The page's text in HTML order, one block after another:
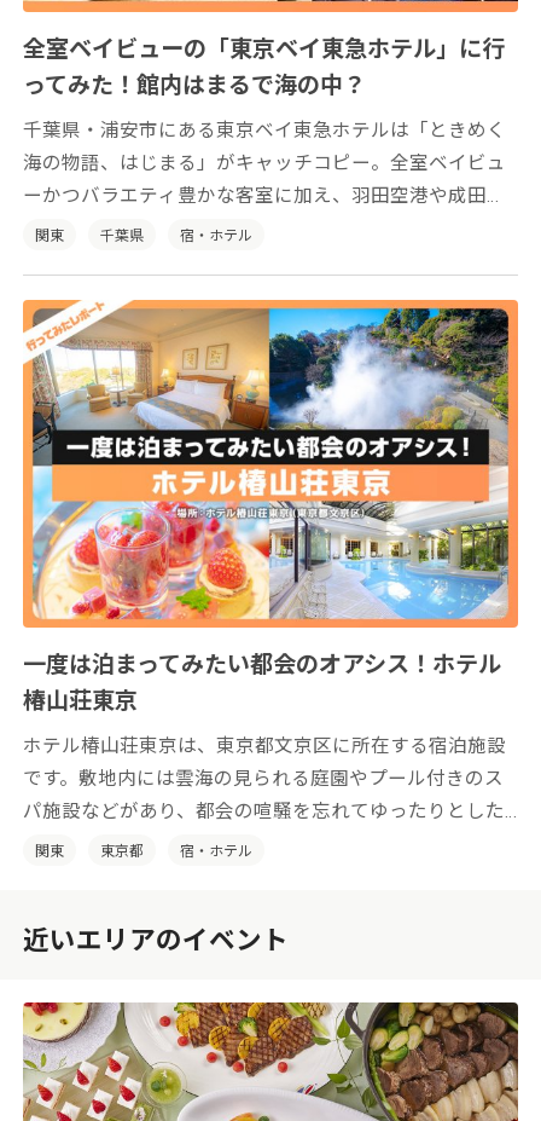
全室ベイビューの「東京ベイ東急ホテル」に行
ってみた！館内はまるで海の中？
千葉県・浦安市にある東京ベイ東急ホテルは「ときめく
海の物語、はじまる」がキャッチコピー。全室ベイビュ
ーかつバラエティ豊かな客室に加え、羽田空港や成田空
港、東京ディズニーリゾート(R)へのアクセスも抜群。ド
も充実しています。
関東 千葉県 宿・ホテル
一度は泊まってみたい都会のオアシス！ホテル
椿山荘東京
ホテル椿山荘東京は、東京都文京区に所在する宿泊施設
です。敷地内には雲海の見られる庭園やプール付きのス
パ施設などがあり、都会の喧騒を忘れてゆったりとした
時間をお過ごしいただけます。
関東 東京都 宿・ホテル
近いエリアのイベント